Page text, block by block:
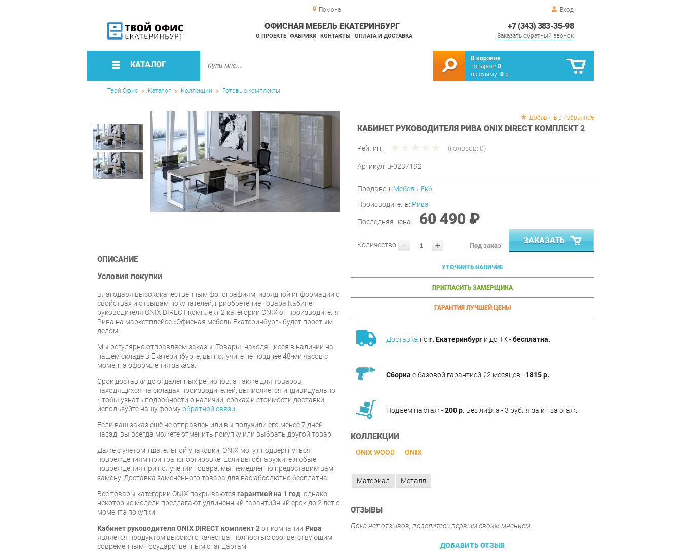
Помона Вход
+7 (343) 383-35-98
Заказать обратный звонок
ОФИСНАЯ МЕБЕЛЬ ЕКАТЕРИНБУРГ
О ПРОЕКТЕ ФАБРИКИ КОНТАКТЫ ОПЛАТА И ДОСТАВКА
КАТАЛОГ
В корзине
товаров: 0
на сумму: 0 р.
Твой Офис Каталог Коллекции Готовые комплекты
Добавить в избранное
КАБИНЕТ РУКОВОДИТЕЛЯ РИВА ONIX DIRECT КОМПЛЕКТ 2
Рейтинг: (голосов: 0)
Артикул: u-0237192
Продавец: Мебель-Екб
Производитель: Рива
Последняя цена: 60 490 ₽
- +
Количество: Под заказ
ЗАКАЗАТЬ
УТОЧНИТЬ НАЛИЧИЕ
ПРИГЛАСИТЬ ЗАМЕРЩИКА
ГАРАНТИЯ ЛУЧШЕЙ ЦЕНЫ
Доставка пог. Екатеринбург и до ТК -бесплатна.
Сборка с базовой гарантией 12 месяцев - 1815 р.
Подъём на этаж -200 р. Без лифта - 3 рубля за кг. за этаж.
КОЛЛЕКЦИИ
ONIX WOOD ONIX
ОПИСАНИЕ
Условия покупки
Благодаря высококачественным фотографиям, изрядной информации о
свойствах и отзывам покупателей, приобретение товара Кабинет
руководителя ONIX DIRECT комплект 2 категории ONIX от производителя
Рива на маркетплейсе «Офисная мебель Екатеринбург» будет простым
делом.
Мы регулярно отправляем заказы. Товары, находящиеся в наличии на
нашем складе в Екатеринбурге, вы получите не позднее 48-ми часов с
момента оформления заказа.
Срок доставки до отдалённых регионов, а также для товаров,
находящихся на складах производителей, вычисляется индивидуально.
Чтобы узнать подробности о наличии, сроках и стоимости доставки,
используйте нашу формуобратной связи
Если ваш заказ ещё не отправлен или вы получили его менее 7 дней
назад, вы всегда можете отменить покупку или выбрать другой товар.
Даже с учетом тщательной упаковки, ONIX могут подвергнуться
повреждениям при транспортировке. Если вы обнаружите любые
повреждения при получении товара, мы немедленно предоставим вам
замену. Доставка замененного товара для вас абсолютно бесплатна.
Все товары категории ONIX покрываются гарантией на 1 год, однако
некоторые модели предлагают удлиненный гарантийный срок до 2 лет с
момента покупки.
Кабинет руководителя ONIX DIRECT комплект 2от компании Рива
является продуктом высокого качества, полностью соответствующим
современным государственным стандартам.
Материал Металл
ОТЗЫВЫ
Пока нет отзывов, поделитесь первым своим мнением.
ДОБАВИТЬ ОТЗЫВ